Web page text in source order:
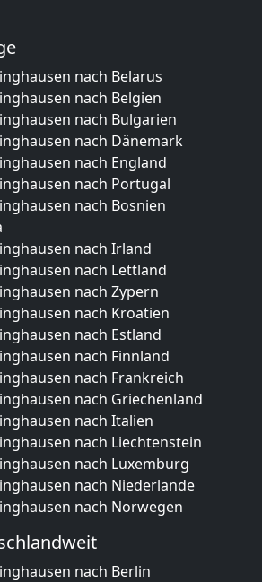
nach Belarus
nach Belgien
nach Bulgarien
nach Dänemark
nach England
nach Portugal
nach Bosnien
nach Irland
nach Lettland
nach Zypern
nach Kroatien
nach Estland
nach Finnland
nach Frankreich
nach Griechenland
nach Italien
nach Liechtenstein
nach Luxemburg
nach Niederlande
nach Norwegen
nach Berlin